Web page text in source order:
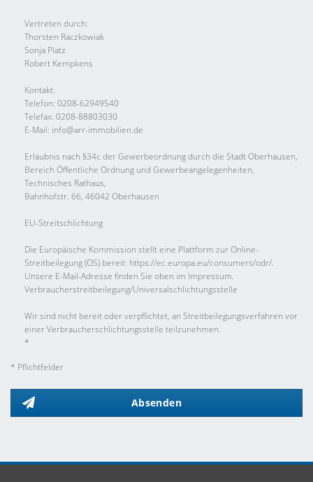
Vertreten durch:
Thorsten Raczkowiak
Sonja Platz
Robert Kempkens
Kontakt:
Telefon: 0208-62949540
Telefax: 0208-88803030
E-Mail: info@arr-immobilien.de
Erlaubnis nach §34c der Gewerbeordnung durch die Stadt Oberhausen,
Bereich Öffentliche Ordnung und Gewerbeangelegenheiten,
Technisches Rathaus,
Bahnhofstr. 66, 46042 Oberhausen
EU-Streitschlichtung
Die Europäische Kommission stellt eine Plattform zur Online-
Streitbeilegung (OS) bereit: https://ec.europa.eu/consumers/odr/.
Unsere E-Mail-Adresse finden Sie oben im Impressum.
Verbraucher­streit­beilegung/Universal­schlichtungs­stelle
Wir sind nicht bereit oder verpflichtet, an Streitbeilegungsverfahren vor
einer Verbraucherschlichtungsstelle teilzunehmen.
*
* Pflichtfelder
Absenden